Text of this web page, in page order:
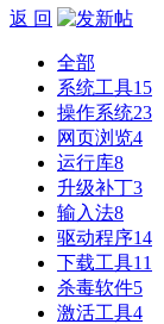
返 回
全部
系统工具15
操作系统23
网页浏览4
运行库8
升级补丁3
输入法8
驱动程序14
下载工具11
杀毒软件5
激活工具4